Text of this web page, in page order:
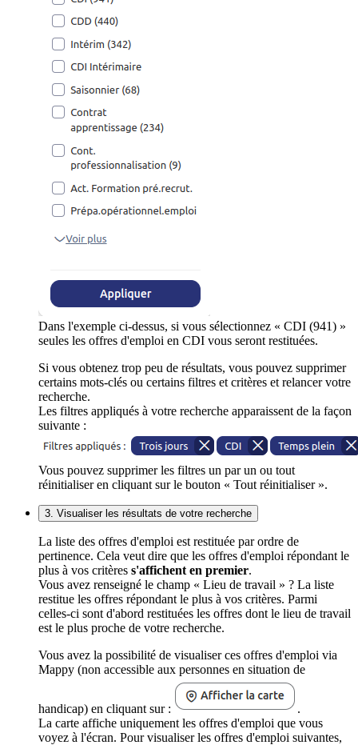
Dans l'exemple ci-dessus, si vous sélectionnez « CDI (941) »
seules les offres d'emploi en CDI vous seront restituées.
Si vous obtenez trop peu de résultats, vous pouvez supprimer
certains mots-clés ou certains filtres et critères et relancer votre
recherche.
Les filtres appliqués à votre recherche apparaissent de la façon
suivante :
Vous pouvez supprimer les filtres un par un ou tout
réinitialiser en cliquant sur le bouton « Tout réinitialiser ».
3. Visualiser les résultats de votre recherche
La liste des offres d'emploi est restituée par ordre de
pertinence. Cela veut dire que les offres d'emploi répondant le
plus à vos critères s'affichent en premier.
Vous avez renseigné le champ « Lieu de travail » ? La liste
restitue les offres répondant le plus à vos critères. Parmi
celles-ci sont d'abord restituées les offres dont le lieu de travail
est le plus proche de votre recherche.
Vous avez la possibilité de visualiser ces offres d'emploi via
Mappy (non accessible aux personnes en situation de
handicap) en cliquant sur :
.
La carte affiche uniquement les offres d'emploi que vous
voyez à l'écran. Pour visualiser les offres d'emploi suivantes,